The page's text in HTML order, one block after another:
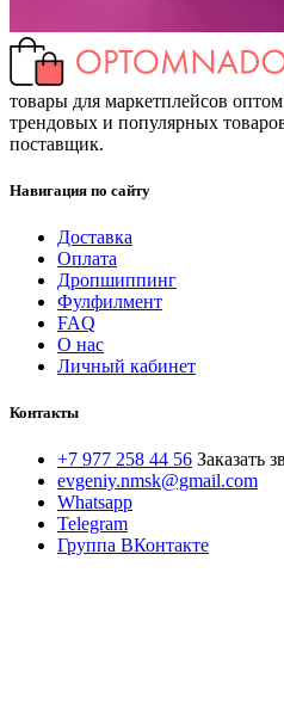
товары для маркетплейсов
трендовых и популярных
поставщик.
Навигация по сайту
Доставка
Оплата
Дропшиппинг
Фулфилмент
FAQ
О нас
Личный кабинет
Контакты
+7 977 258 44 56 Заказать
evgeniy.nmsk@gmail.com
Whatsapp
Telegram
Группа ВКонтакте